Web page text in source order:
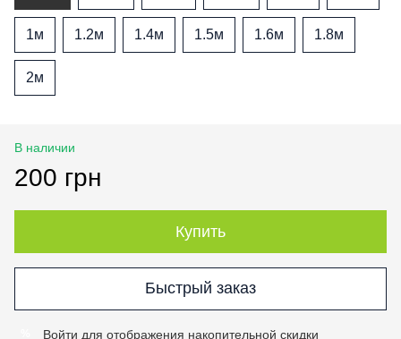
1м 1.2м 1.4м 1.5м 1.6м 1.8м
2м
В наличии
200 грн
Купить
Быстрый заказ
Войти для отображения накопительной скидки